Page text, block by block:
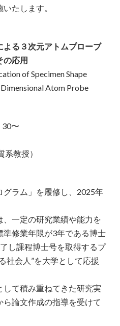
たします。
よる３次元アトムプローブ
の応用
of Specimen Shape
Atom Probe
〜
教授）
ラム」を履修し、2025年
、一定の研究業績や能力を
修業年限が3年である博士
し課程博士号を取得するプ
社会人”を大学として応援
て積み重ねてきた研究実
論文作成の指導を受けて